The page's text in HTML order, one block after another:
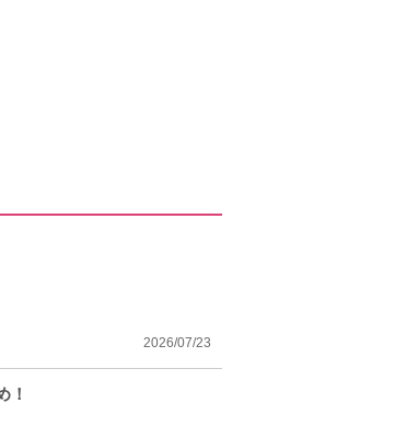
2026/07/23
！